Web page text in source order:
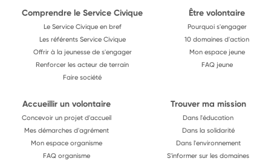
Comprendre le Service Civique
Le Service Civique en bref
Les référents Service Civique
Offrir à la jeunesse de s'engager
Renforcer les acteur de terrain
Faire société
Être volontaire
Pourquoi s'engager
10 domaines d'action
Mon espace jeune
FAQ jeune
Accueillir un volontaire
Concevoir un projet d'accueil
Mes démarches d'agrément
Mon espace organisme
FAQ organisme
Trouver ma mission
Dans l'éducation
Dans la solidarité
Dans l'environnement
S'informer sur les domaines